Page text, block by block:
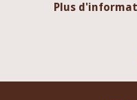
Plus